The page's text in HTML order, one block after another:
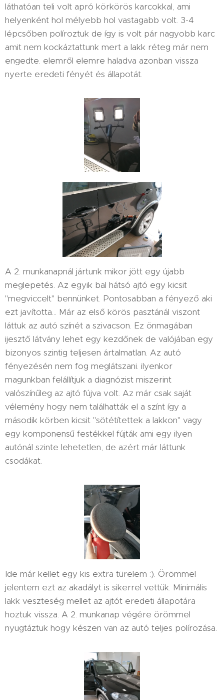
láthatóan teli volt apró körkörös karcokkal, ami
helyenként hol mélyebb hol vastagabb volt. 3-4
lépcsőben políroztuk de így is volt pár nagyobb karc
amit nem kockáztattunk mert a lakk réteg már nem
engedte. elemről elemre haladva azonban vissza
nyerte eredeti fényét és állapotát.
A 2. munkanapnál jártunk mikor jött egy újabb
meglepetés. Az egyik bal hátsó ajtó egy kicsit
"megviccelt" bennünket. Pontosabban a fényező aki
ezt javította... Már az első körös pasztánál viszont
láttuk az autó színét a szivacson. Ez önmagában
ijesztő látvány lehet egy kezdőnek de valójában egy
bizonyos szintig teljesen ártalmatlan. Az autó
fényezésén nem fog meglátszani. ilyenkor
magunkban felállítjuk a diagnózist miszerint
valószínűleg az ajtó fújva volt. Az már csak saját
vélemény hogy nem találhatták el a színt így a
második körben kicsit "sötétítettek a lakkon" vagy
egy komponensű festékkel fújták ami egy ilyen
autónál szinte lehetetlen, de azért már láttunk
csodákat.
Ide már kellet egy kis extra türelem :). Örömmel
jelentem ezt az akadályt is sikerrel vettük. Minimális
lakk veszteség mellet az ajtót eredeti állapotára
hoztuk vissza. A 2. munkanap végére örömmel
nyugtáztuk hogy készen van az autó teljes polírozása.